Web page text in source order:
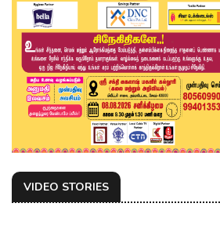
VIDEO STORIES